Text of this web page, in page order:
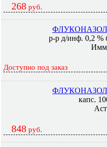
268 руб.
ФЛУКОНАЗОЛ
р-р д/инф. 0,2 %
Доступно под заказ
ФЛУКОНАЗОЛ
капс.
848 руб.